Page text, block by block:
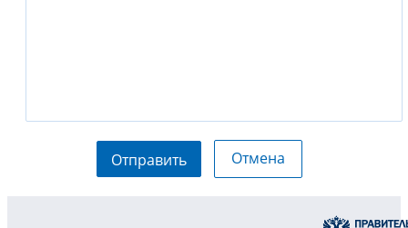
Отправить Отмена